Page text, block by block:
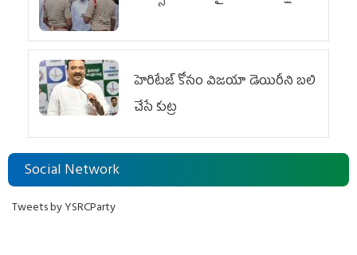
హెరిటేజ్ కోసం విజయా డెయిరీని బలి
చేసే కుట్ర‌
Social Network
Tweets by YSRCParty